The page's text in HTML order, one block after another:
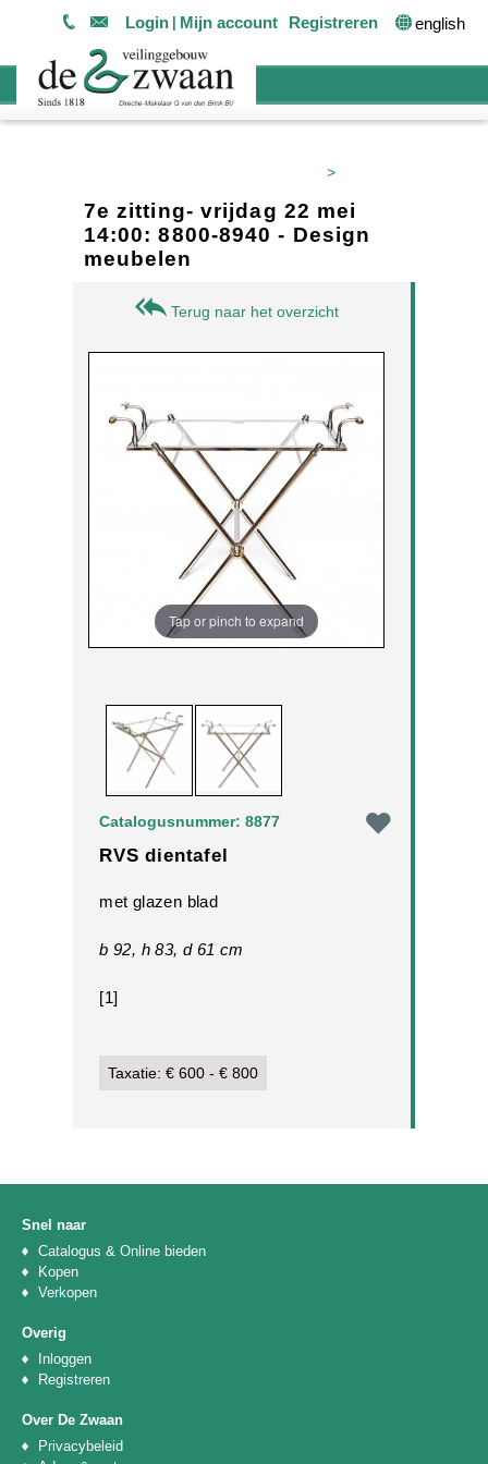
Login Mijn account Registreren english
>
7e zitting- vrijdag 22 mei
14:00: 8800-8940 - Design
meubelen
Terug naar het overzicht
Tap or pinch to expand
Catalogusnummer: 8877
RVS dientafel
met glazen blad
b 92, h 83, d 61 cm
[1]
Taxatie: € 600 - € 800
Snel naar
Catalogus & Online bieden
Kopen
Verkopen
Overig
Inloggen
Registreren
Over De Zwaan
Privacybeleid